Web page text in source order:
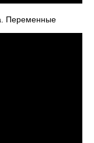
Переменные